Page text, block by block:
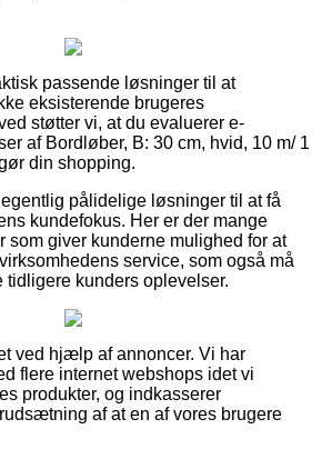
passende løsninger til at
eksisterende brugeres
støtter vi, at du evaluerer e-
af Bordløber, B: 30 cm, hvid, 10 m/ 1
din shopping.
pålidelige løsninger til at få
kundefokus. Her er der mange
som giver kunderne mulighed for at
service, som også må
tidligere kunders oplevelser.
ved hjælp af annoncer. Vi har
flere internet webshops idet vi
produkter, og indkasserer
af at en af vores brugere